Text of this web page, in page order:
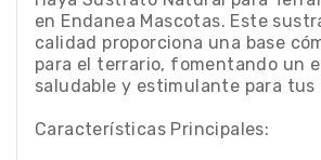
en Endanea Mascotas. Este
calidad proporciona una base
para el terrario, fomentando un
saludable y estimulante para tus
Características Principales: